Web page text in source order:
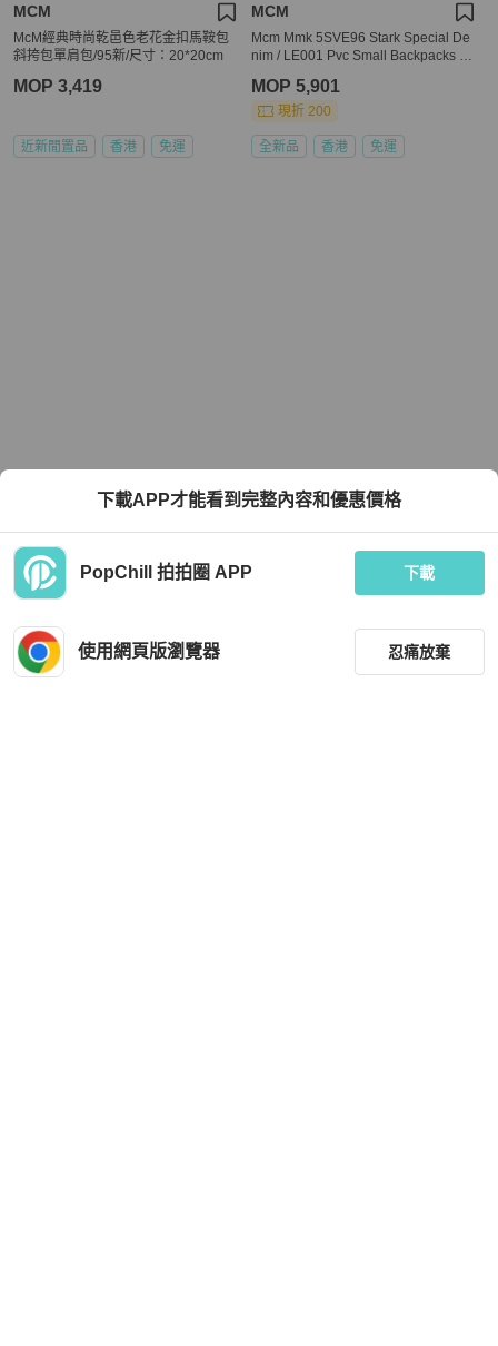
MCM
McM經典時尚乾邑色老花金扣馬鞍包
斜挎包單肩包/95新/尺寸：20*20cm
MOP 3,419
近新閒置品 香港 免運
MCM
Mcm Mmk 5SVE96 Stark Special De
nim / LE001 Pvc Small Backpacks S
MOP 5,901
現折 200
全新品 香港 免運
下載APP才能看到完整內容和優惠價格
PopChill 拍拍圈 APP 下載
使用網頁版瀏覽器 忍痛放棄